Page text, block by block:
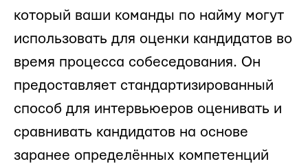
который ваши команды по найму могут
использовать для оценки кандидатов во
время процесса собеседования. Он
предоставляет стандартизированный
способ для интервьюеров оценивать и
сравнивать кандидатов на основе
заранее определённых компетенций